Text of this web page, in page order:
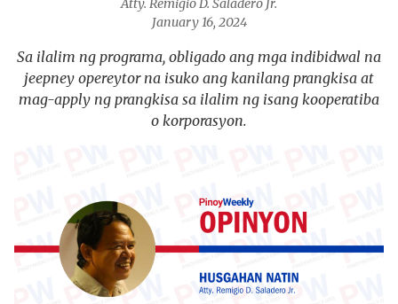
Atty. Remigio D. Saladero Jr.
January 16, 2024
Sa ilalim ng programa, obligado ang mga indibidwal na
jeepney opereytor na isuko ang kanilang prangkisa at
mag-apply ng prangkisa sa ilalim ng isang kooperatiba
o korporasyon.